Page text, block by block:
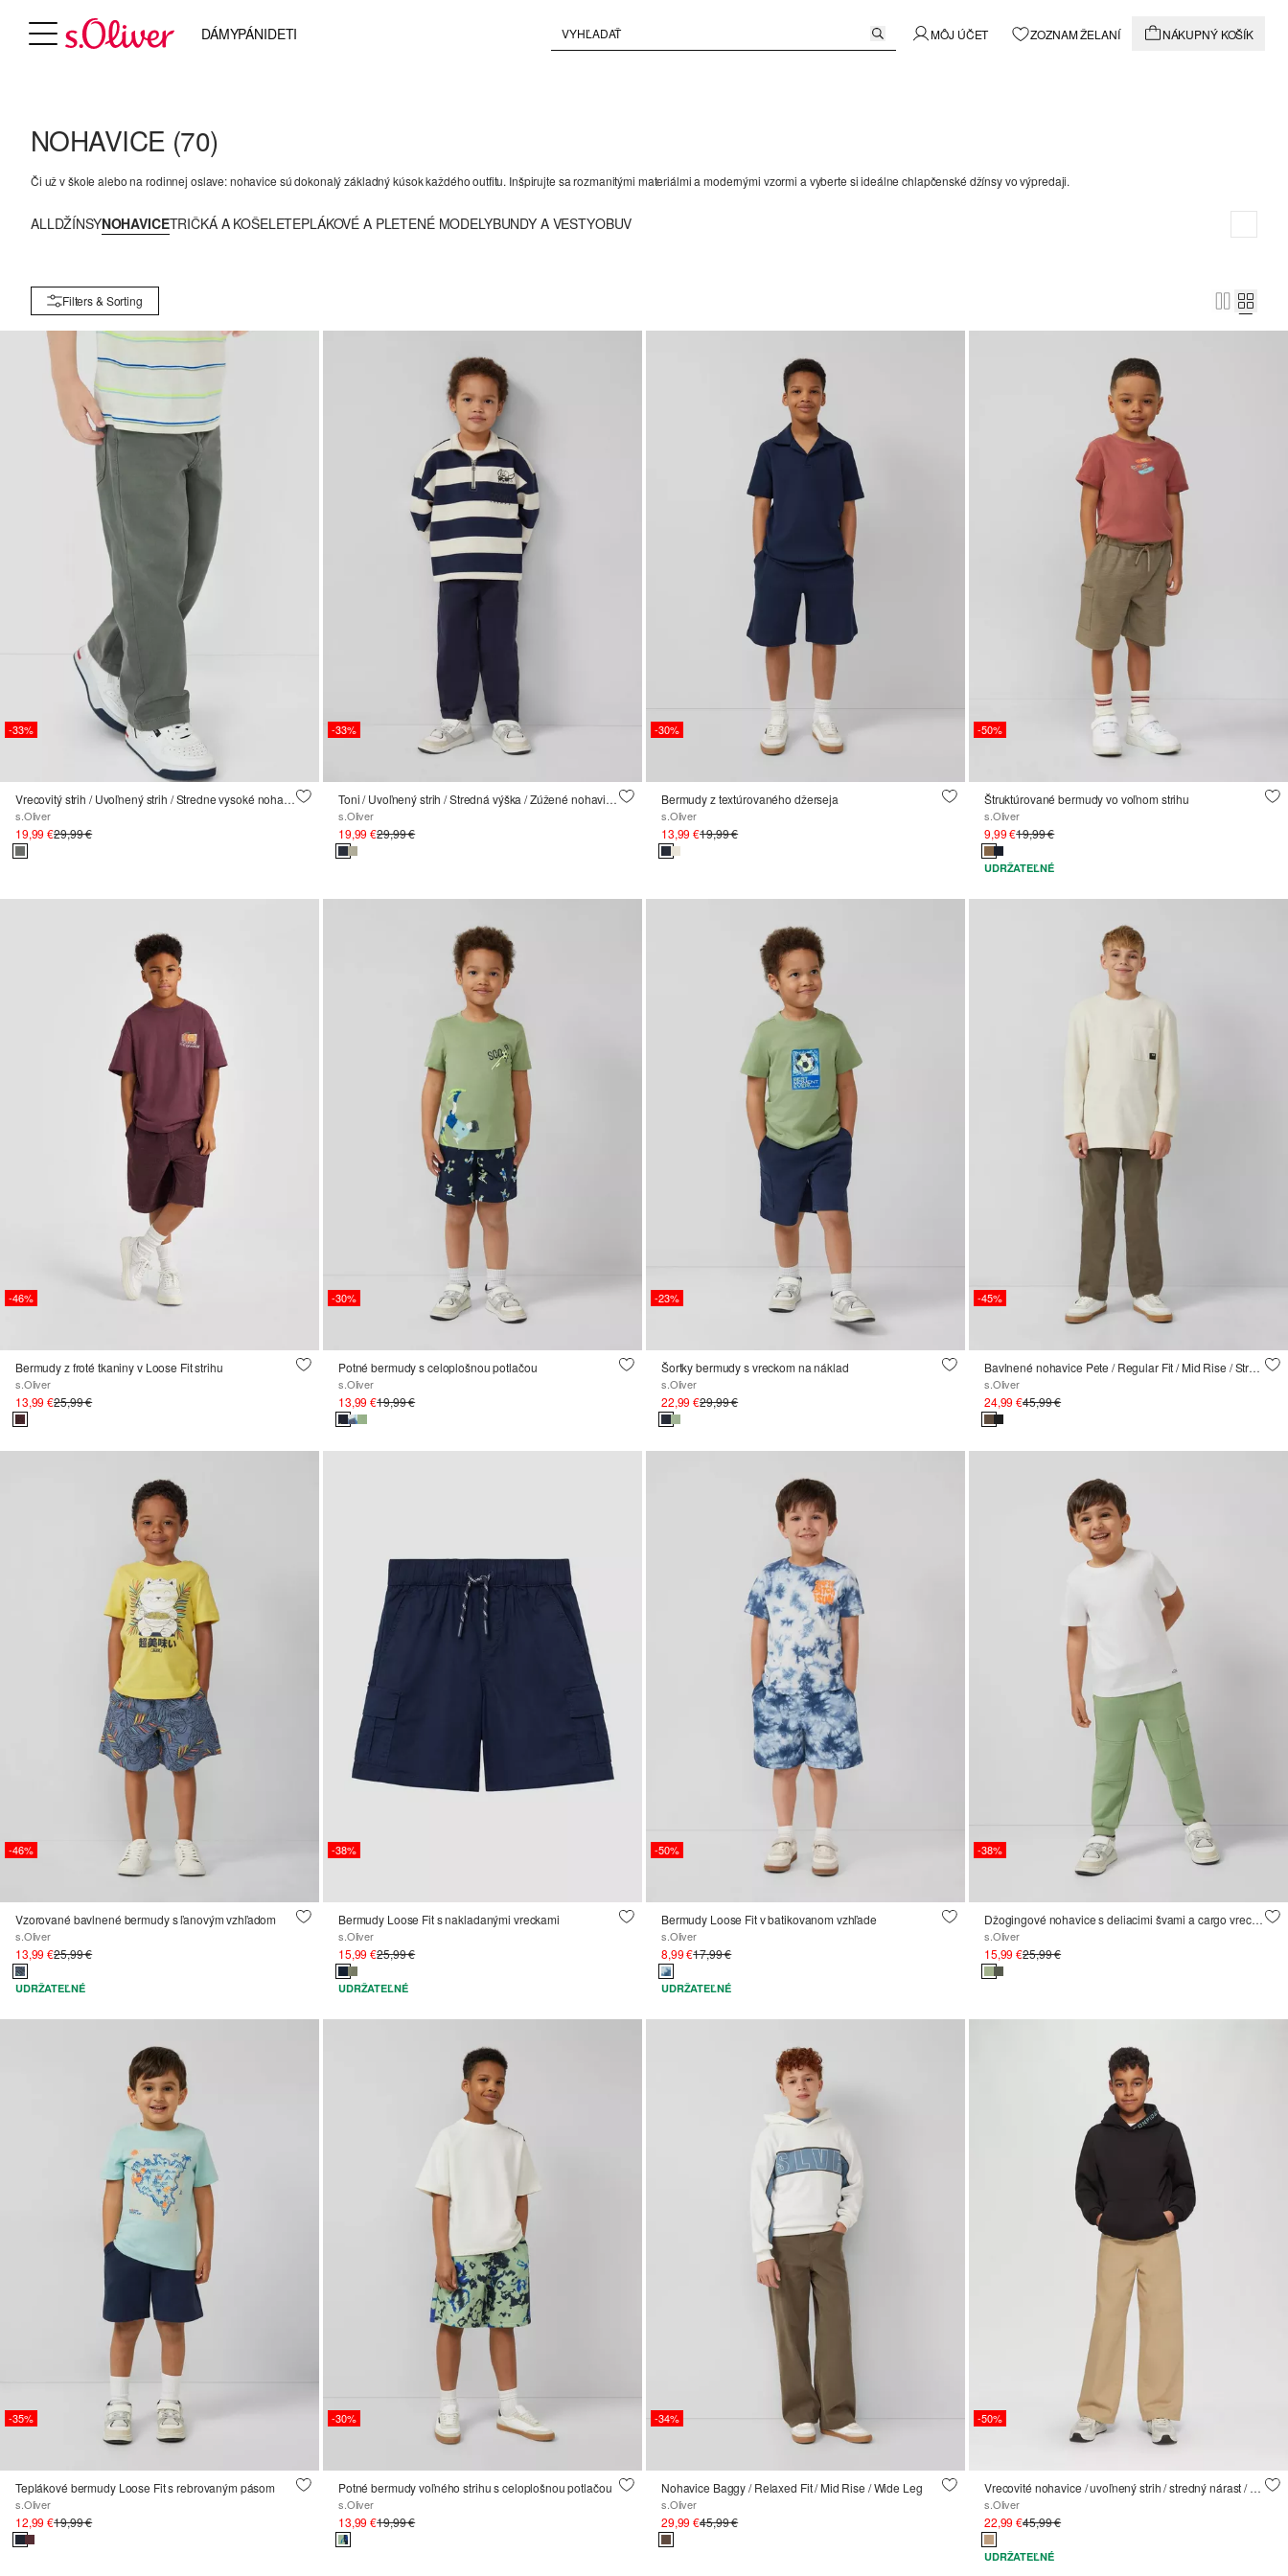
DÁMYPÁNIDETI MÔJ ÚČET ZOZNAM ŽELANÍ NÁKUPNÝ KOŠÍK
NOHAVICE (70)
Či už v škole alebo na rodinnej oslave: nohavice sú dokonalý základný kúsok každého outfitu. Inšpirujte sa rozmanitými materiálmi a modernými vzormi a vyberte si ideálne chlapčenské džínsy vo výpredaji.
ALLDŽÍNSYNOHAVICETRIČKÁ A KOŠELETEPLÁKOVÉ A PLETENÉ MODELYBUNDY A VESTYOBUV
Filters & Sorting
-33%
Vrecovitý strih / Uvoľnený strih / Stredne vysoké nohavice / Široké nohavice
s.Oliver
19,99 €29,99 €
-33%
Toni / Uvoľnený strih / Stredná výška / Zúžené nohavice / Elastický pás
s.Oliver
19,99 €29,99 €
-30%
Bermudy z textúrovaného džerseja
s.Oliver
13,99 €19,99 €
-50%
Štruktúrované bermudy vo voľnom strihu
s.Oliver
9,99 €19,99 €
UDRŽATEĽNÉ
-46%
Bermudy z froté tkaniny v Loose Fit strihu
s.Oliver
13,99 €25,99 €
-30%
Potné bermudy s celoplošnou potlačou
s.Oliver
13,99 €19,99 €
-23%
Šortky bermudy s vreckom na náklad
s.Oliver
22,99 €29,99 €
-45%
Bavlnené nohavice Pete / Regular Fit / Mid Rise / Straight Leg
s.Oliver
24,99 €45,99 €
-46%
Vzorované bavlnené bermudy s ľanovým vzhľadom
s.Oliver
13,99 €25,99 €
UDRŽATEĽNÉ
-38%
Bermudy Loose Fit s nakladanými vreckami
s.Oliver
15,99 €25,99 €
UDRŽATEĽNÉ
-50%
Bermudy Loose Fit v batikovanom vzhľade
s.Oliver
8,99 €17,99 €
UDRŽATEĽNÉ
-38%
Džogingové nohavice s deliacimi švami a cargo vreckom
s.Oliver
15,99 €25,99 €
-35%
Teplákové bermudy Loose Fit s rebrovaným pásom
s.Oliver
12,99 €19,99 €
-30%
Potné bermudy voľného strihu s celoplošnou potlačou
s.Oliver
13,99 €19,99 €
-34%
Nohavice Baggy / Relaxed Fit / Mid Rise / Wide Leg
s.Oliver
29,99 €45,99 €
-50%
Vrecovité nohavice / uvoľnený strih / stredný nárast / široké nohavice
s.Oliver
22,99 €45,99 €
UDRŽATEĽNÉ